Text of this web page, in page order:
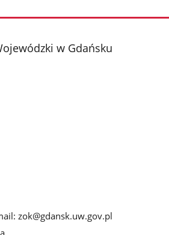
w Gdańsku
zok@gdansk.uw.gov.pl